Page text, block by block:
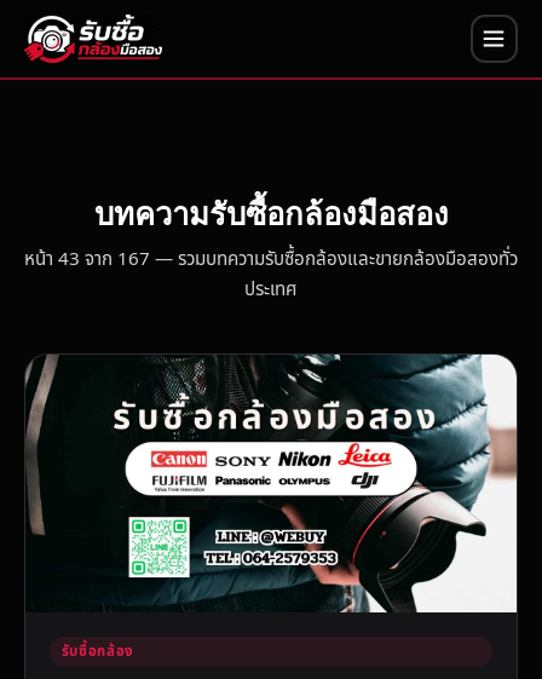
บทความรับซื้อกล้องมือสอง
หน้า 43 จาก 167 — รวมบทความรับซื้อกล้องและขายกล้องมือสองทั่ว
ประเทศ
รับซื้อกล้อง